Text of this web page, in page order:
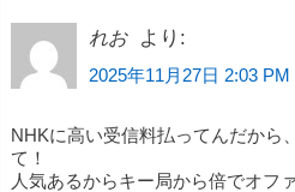
れお より:
2025年11月27日 2:03 PM
NHKに高い受信料払ってんだから
て！
人気あるからキー局から倍でオフ